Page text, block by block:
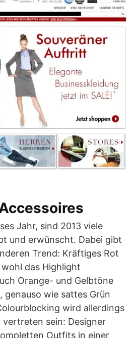
Jahr, sind 2013 viele
und erwünscht. Dabei gibt
Trend: Kräftiges Rot
das Highlight
Orange- und Gelbtöne
wie sattes Grün
wird allerdings
sein: Designer
Outfits in einer